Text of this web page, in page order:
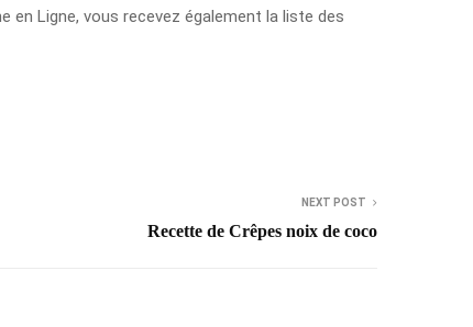
en Ligne, vous recevez également la liste des
NEXT POST
Recette de Crêpes noix de coco